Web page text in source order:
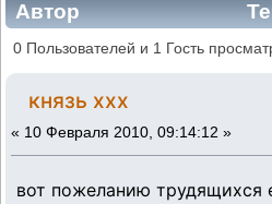
Автор
Архангельская область
раз)
0 Пользователей и 1 Гость
князь ххх
« 10 Февраля 2010, 09:14:12 »
вот пожеланию трудящихся